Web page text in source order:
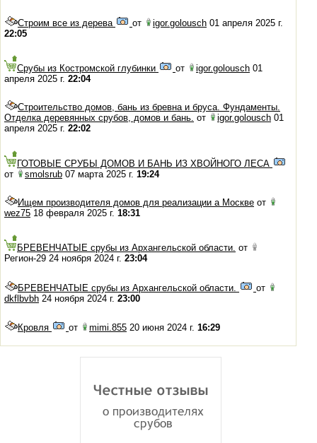
Строим все из дерева от igor.golousch 01 апреля 2025 г.
22:05
Срубы из Костромской глубинки от igor.golousch 01
апреля 2025 г. 22:04
Строительство домов, бань из бревна и бруса. Фундаменты.
Отделка деревянных срубов, домов и бань. от igor.golousch 01
апреля 2025 г. 22:02
ГОТОВЫЕ СРУБЫ ДОМОВ И БАНЬ ИЗ ХВОЙНОГО ЛЕСА
от
smolsrub 07 марта 2025 г. 19:24
Ищем производителя домов для реализации а Москве от
wez75 18 февраля 2025 г. 18:31
БРЕВЕНЧАТЫЕ срубы из Архангельской области. от
Регион-29 24 ноября 2024 г. 23:04
БРЕВЕНЧАТЫЕ срубы из Архангельской области.
от
dkflbvbh 24 ноября 2024 г. 23:00
Кровля от mimi.855 20 июня 2024 г. 16:29